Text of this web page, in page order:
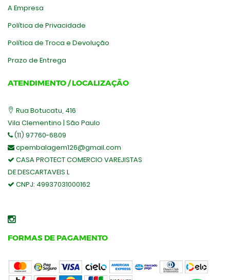
A Empresa
Política de Privacidade
Política de Troca e Devolução
Prazo de Entrega
ATENDIMENTO / LOCALIZAÇÃO
Rua Botucatu, 416
Vila Clementino | São Paulo
(11) 97760-6809
cpembalagem126@gmail.com
CASA PROTECT COMERCIO VAREJISTAS
DE DESCARTAVEIS L
CNPJ: 49937031000162
FORMAS DE PAGAMENTO